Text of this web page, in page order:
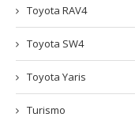
Toyota RAV4
Toyota SW4
Toyota Yaris
Turismo